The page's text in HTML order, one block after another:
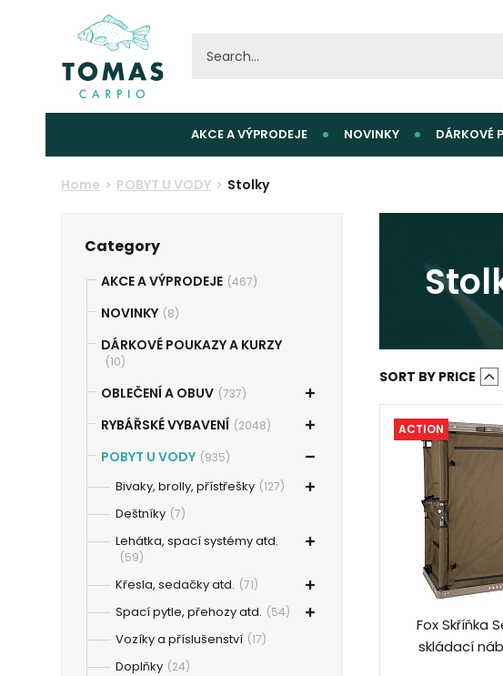
AKCE A VÝPRODEJE NOVINKY DÁRKOVÉ
Home POBYT U VODY Stolky
Category
AKCE A VÝPRODEJE (467)
NOVINKY (8)
DÁRKOVÉ POUKAZY A KURZY
(10)
OBLEČENÍ A OBUV (737)
RYBÁŘSKÉ VYBAVENÍ (2048)
POBYT U VODY (935)
Bivaky, brolly, přístřešky (127)
Deštníky (7)
Lehátka, spací systémy atd.
(59)
Křesla, sedačky atd. (71)
Spací pytle, přehozy atd. (54)
Vozíky a příslušenství (17)
Doplňky (24)
SORT BY PRICE
ACTION
Fox Skříňka
skládací